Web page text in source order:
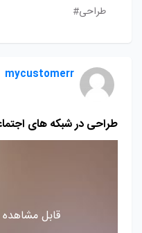
طراحی#
mycustomerr
طراحی در شبکه های
قابل مشاهده